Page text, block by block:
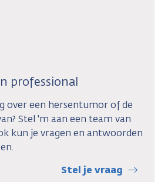
professional
over een hersentumor of de
Stel 'm aan een team van
kun je vragen en antwoorden
Stel je vraag